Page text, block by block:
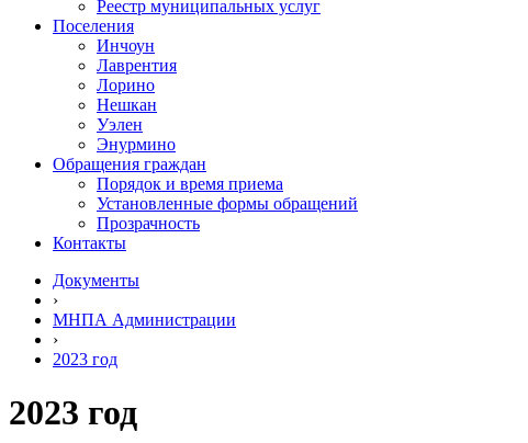
Реестр муниципальных услуг
Поселения
Инчоун
Лаврентия
Лорино
Нешкан
Уэлен
Энурмино
Обращения граждан
Порядок и время приема
Установленные формы обращений
Прозрачность
Контакты
Документы
›
МНПА Администрации
›
2023 год
2023 год